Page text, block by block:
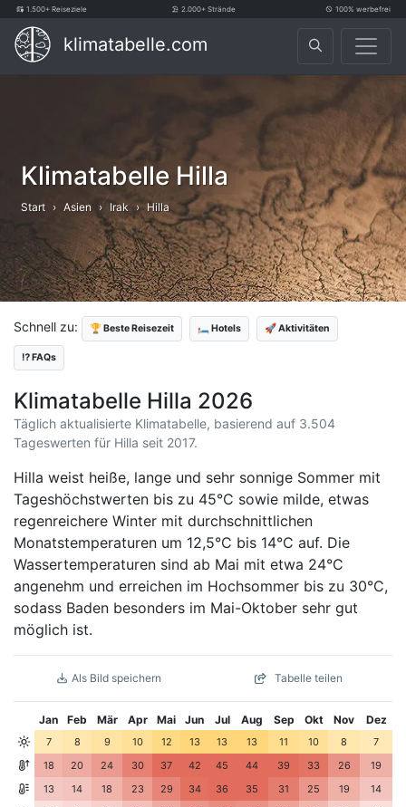
1.500+ Reiseziele 2.000+ Strände 100% werbefrei
klimatabelle.com
Klimatabelle Hilla
Start Asien Irak Hilla
Schnell zu: 🏆 Beste Reisezeit 🛏️ Hotels 🚀 Aktivitäten
⁉️ FAQs
Klimatabelle Hilla 2026
Täglich aktualisierte Klimatabelle, basierend auf 3.504
Tageswerten für Hilla seit 2017.
Hilla weist heiße, lange und sehr sonnige Sommer mit
Tageshöchstwerten bis zu 45°C sowie milde, etwas
regenreichere Winter mit durchschnittlichen
Monatstemperaturen um 12,5°C bis 14°C auf. Die
Wassertemperaturen sind ab Mai mit etwa 24°C
angenehm und erreichen im Hochsommer bis zu 30°C,
sodass Baden besonders im Mai-Oktober sehr gut
möglich ist.
Als Bild speichern Tabelle teilen
Jan Feb Mär Apr Mai Jun Jul Aug Sep Okt Nov Dez
7 8 9 10 12 13 13 13 11 10 8
7
18
20 24 30 37 42 45 44 39 33 26
19
13
14 18 23 29 34 36 35 31 25 19
14